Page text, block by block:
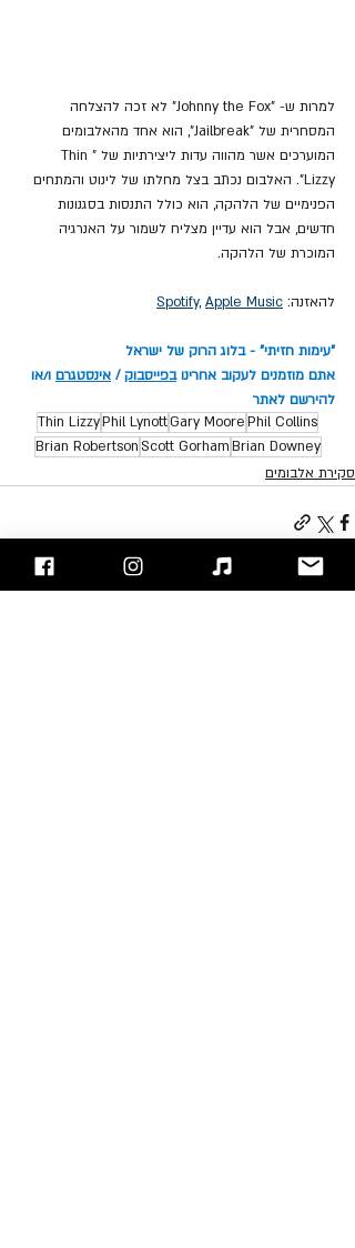
למרות ש- "Johnny the Fox" לא זכה להצלחה
המסחרית של "Jailbreak", הוא אחד מהאלבומים
המוערכים אשר מהווה עדות ליצירתיות של "Thin
Lizzy". האלבום נכתב בצל מחלתו של לינוט והמתחים
הפנימיים של הלהקה, הוא כולל התנסות בסגנונות
חדשים, אבל הוא עדיין מצליח לשמור על האנרגיה
המוכרת של הלהקה.
להאזנה: Spotify, Apple Music
"עימות חזיתי" - בלוג הרוק של ישראל
אתם מוזמנים לעקוב אחרינו בפייסבוק / אינסטגרם ו/או
להירשם לאתר
Phil Collins
Gary Moore
Phil Lynott
Thin Lizzy
Brian Downey
Scott Gorham
Brian Robertson
סקירת אלבומים